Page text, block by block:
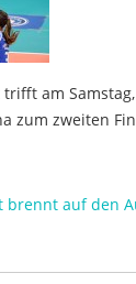
am
zum zweiten
brennt auf den